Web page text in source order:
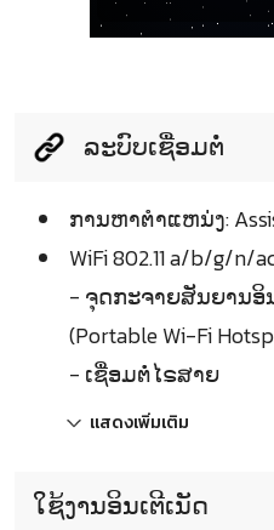
ລະບົບເຊື່ອມຕໍ່
ການຫາຕຳແຫນ່ງ:
WiFi 802.11 a/b/g/n/
- ຈຸດກະຈາຍສັນຍານອິ
(Portable Wi-Fi
- ເຊື່ອມຕໍ່ໄຣສາຍ
แสดงเพิ่มเติม
ໃຊ້ງານອິນເຕີເນັດ